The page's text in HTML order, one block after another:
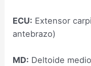
ECU: Extensor
antebrazo)
MD: Deltoide